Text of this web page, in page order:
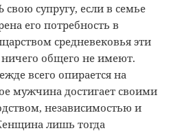
супругу, если в семье
его потребность в
средневековья эти
ничего общего не имеют.
всего опирается на
мужчина достигает своими
независимостью и
лишь тогда